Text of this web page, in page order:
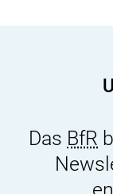
Das BfR